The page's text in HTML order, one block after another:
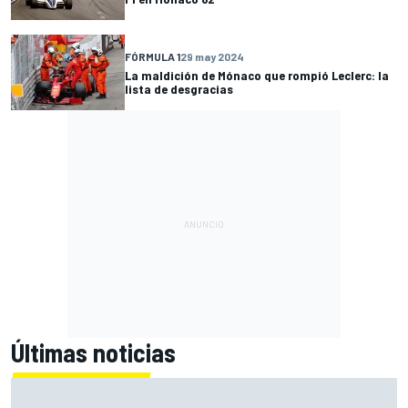
FÓRMULA 129 may 2024
La maldición de Mónaco que rompió Leclerc: la
lista de desgracias
Últimas noticias